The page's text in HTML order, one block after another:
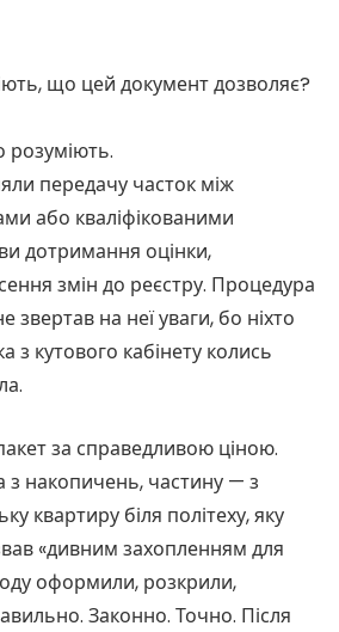
що цей документ дозволяє?
передачу часток між
або кваліфікованими
дотримання оцінки,
змін до реєстру. Процедура
звертав на неї уваги, бо ніхто
з кутового кабінету колись
за справедливою ціною.
з накопичень, частину — з
квартиру біля політеху, яку
«дивним захопленням для
оформили, розкрили,
Законно. Точно. Після